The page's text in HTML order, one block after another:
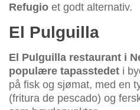
Refugio et godt alternativ.
El Pulguilla
El Pulguilla restaurant i
populære tapasstedet i
på fisk og sjømat, med en
(fritura de pescado) og